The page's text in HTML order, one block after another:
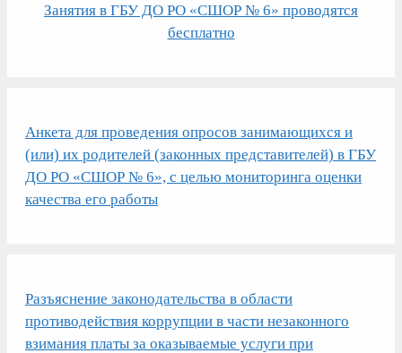
Занятия в ГБУ ДО РО «СШОР № 6» проводятся
бесплатно
Анкета для проведения опросов занимающихся и
(или) их родителей (законных представителей) в ГБУ
ДО РО «СШОР № 6», с целью мониторинга оценки
качества его работы
Разъяснение законодательства в области
противодействия коррупции в части незаконного
взимания платы за оказываемые услуги при